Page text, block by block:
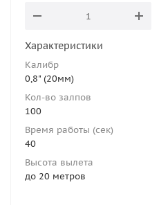
Характеристики
Калибр
0,8" (20мм)
Кол-во залпов
100
Время работы (сек)
40
Высота вылета
до 20 метров